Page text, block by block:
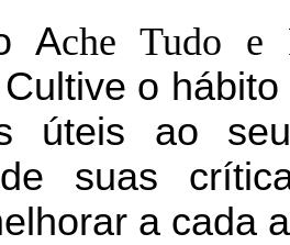
Ache Tudo e
o
úteis ao
suas
a cada